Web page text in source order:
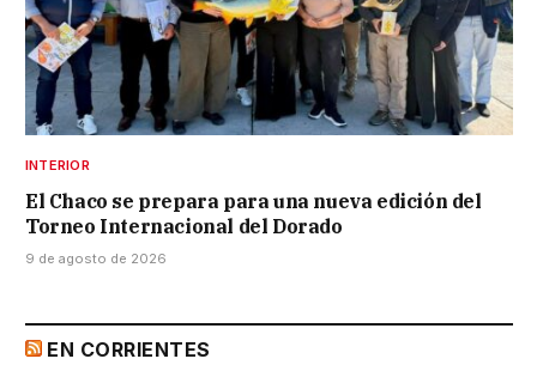
INTERIOR
El Chaco se prepara para una nueva edición del
Torneo Internacional del Dorado
9 de agosto de 2026
EN CORRIENTES